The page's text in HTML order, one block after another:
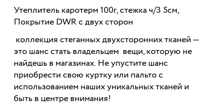
Утеплитель каротерм 100г, стежка ч/3 5см,
Покрытие DWR с двух сторон
коллекция стеганных двухсторонних тканей —
это шанс стать владельцем вещи, которую не
найдешь в магазинах. Не упустите шанс
приобрести свою куртку или пальто с
использованием наших уникальных тканей и
быть в центре внимания!